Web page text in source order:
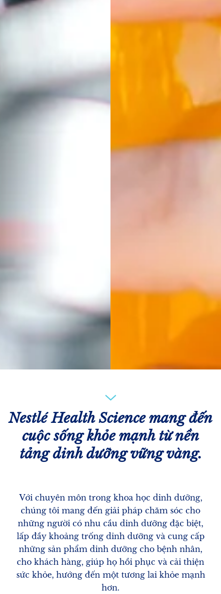
Nestlé Health Science mang đến
cuộc sống khỏe mạnh từ nền
tảng dinh dưỡng vững vàng.
Với chuyên môn trong khoa học dinh dưỡng,
chúng tôi mang đến giải pháp chăm sóc cho
những người có nhu cầu dinh dưỡng đặc biệt,
lấp đầy khoảng trống dinh dưỡng và cung cấp
những sản phẩm dinh dưỡng cho bệnh nhân,
cho khách hàng, giúp họ hồi phục và cải thiện
sức khỏe, hướng đến một tương lai khỏe mạnh
hơn.